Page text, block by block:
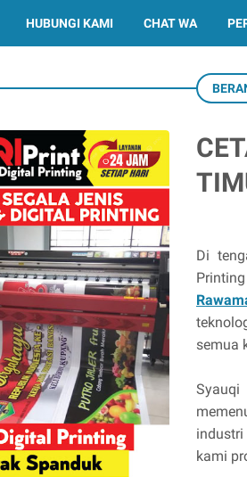
HUBUNGI KAMI CHAT WA
Di
semua
kami